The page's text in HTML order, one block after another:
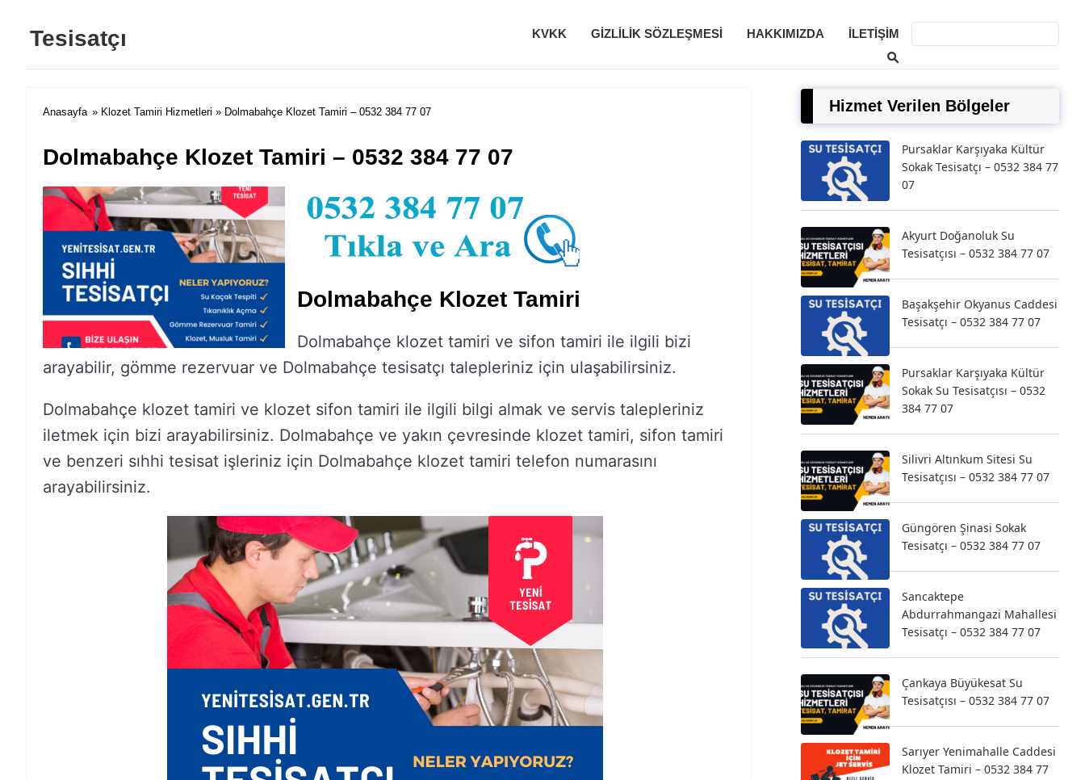
Tesisatçı KVKK GIZLILIK SÖZLEŞMESI HAKKIMIZDA İLETIŞIM
Anasayfa » Klozet Tamiri Hizmetleri » Dolmabahçe Klozet Tamiri – 0532 384 77 07
Dolmabahçe Klozet Tamiri – 0532 384 77 07
Dolmabahçe Klozet Tamiri
Dolmabahçe klozet tamiri ve sifon tamiri ile ilgili bizi
arayabilir, gömme rezervuar ve Dolmabahçe tesisatçı talepleriniz için ulaşabilirsiniz.
Dolmabahçe klozet tamiri ve klozet sifon tamiri ile ilgili bilgi almak ve servis talepleriniz
iletmek için bizi arayabilirsiniz. Dolmabahçe ve yakın çevresinde klozet tamiri, sifon tamiri
ve benzeri sıhhi tesisat işleriniz için Dolmabahçe klozet tamiri telefon numarasını
arayabilirsiniz.
Hizmet Verilen Bölgeler
Pursaklar Karşıyaka Kültür
Sokak Tesisatçı – 0532 384 77
07
Akyurt Doğanoluk Su
Tesisatçısı – 0532 384 77 07
Başakşehir Okyanus Caddesi
Tesisatçı – 0532 384 77 07
Pursaklar Karşıyaka Kültür
Sokak Su Tesisatçısı – 0532
384 77 07
Silivri Altınkum Sitesi Su
Tesisatçısı – 0532 384 77 07
Güngören Şinasi Sokak
Tesisatçı – 0532 384 77 07
Sancaktepe
Abdurrahmangazi Mahallesi
Tesisatçı – 0532 384 77 07
Çankaya Büyükesat Su
Tesisatçısı – 0532 384 77 07
Sarıyer Yenimahalle Caddesi
Klozet Tamiri – 0532 384 77